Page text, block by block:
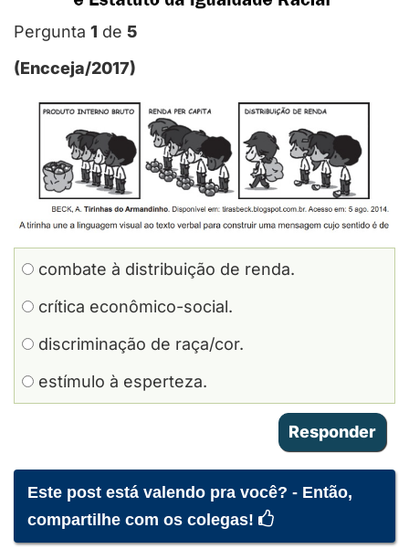
Pergunta 1 de 5
(Encceja/2017)
combate à distribuição de renda.
crítica econômico-social.
discriminação de raça/cor.
estímulo à esperteza.
Este post está valendo pra você? - Então,
compartilhe com os colegas!